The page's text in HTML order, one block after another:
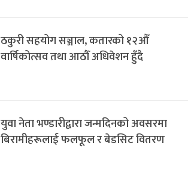
ठकुरी सहयोग सञ्जाल, कतारको १२औँ
वार्षिकोत्सव तथा आठौँ अधिवेशन हुँदै
युवा नेता भण्डारीद्वारा जन्मदिनको अवसरमा
बिरामीहरूलाई फलफूल र बेडसिट वितरण